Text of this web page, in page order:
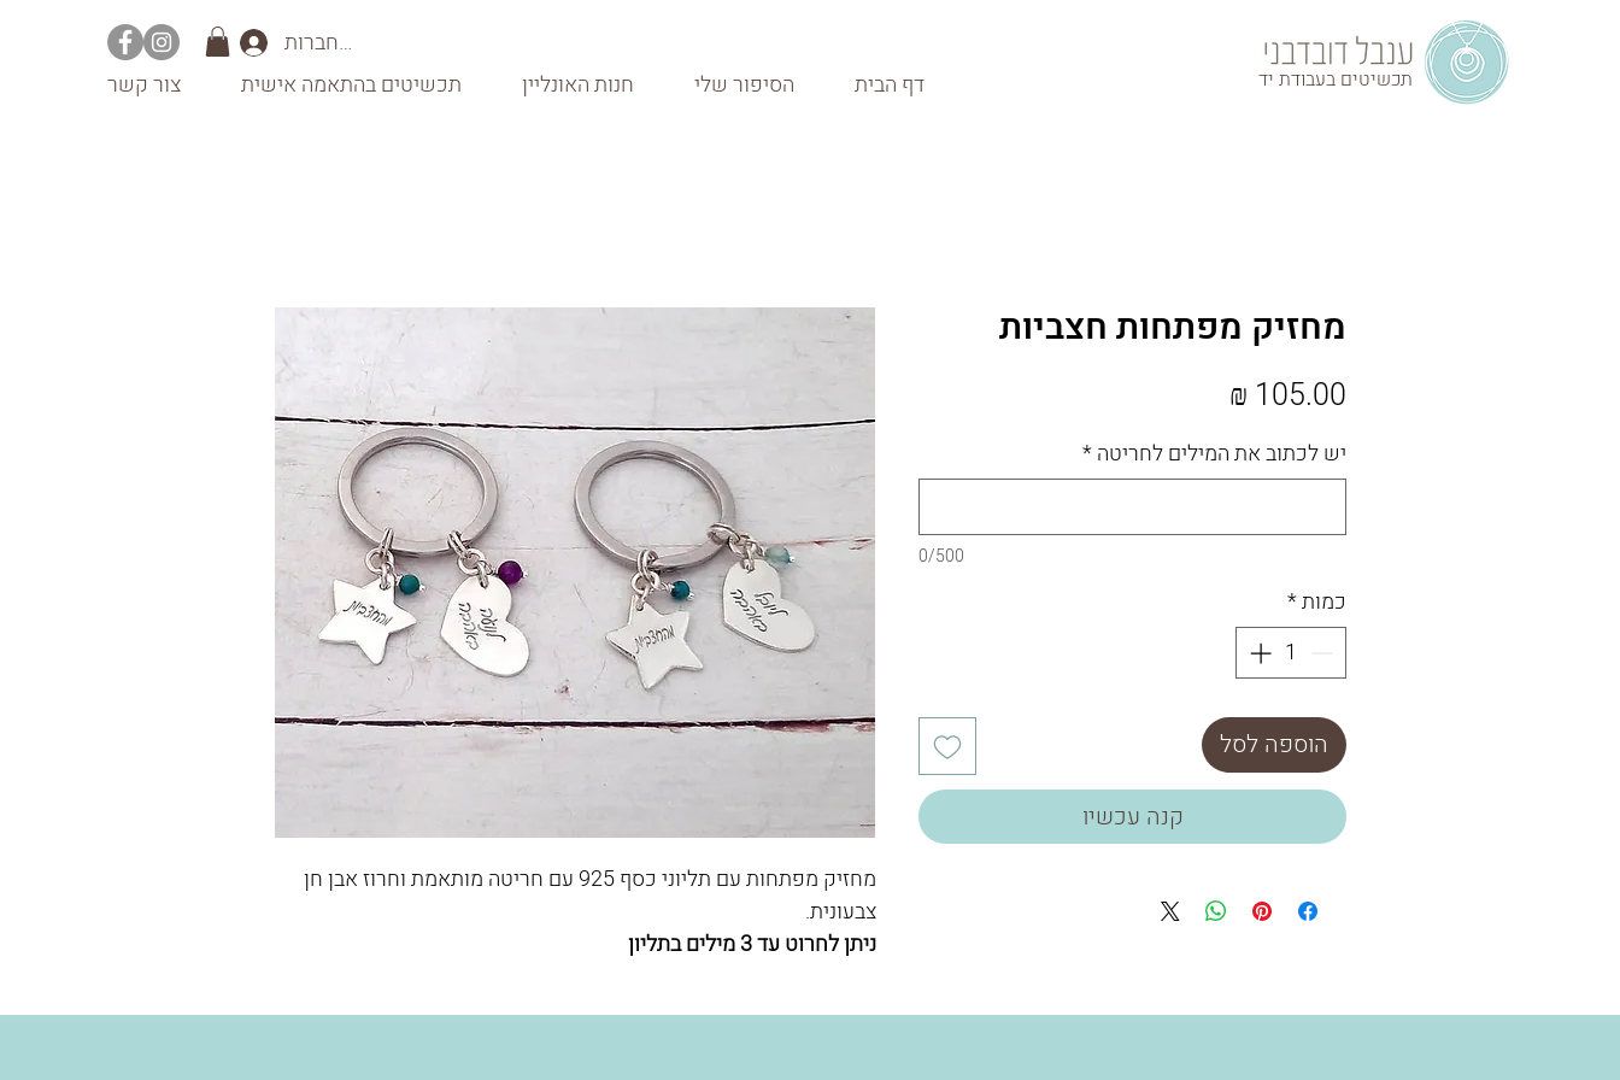
להתחברות
דף הבית
הסיפור שלי חנות האונליין תכשיטים בהתאמה אישית צור קשר תכשיטים בעבודת יד
מחזיק מפתחות עם תליוני כסף 925 עם חריטה מותאמת וחרוז אבן חן
צבעונית.
ניתן לחרוט עד 3 מילים בתליון
מחזיק מפתחות חצביות
יש לכתוב את המילים לחריטה*
0/500
כמות*
הוספה לסל
קנה עכשיו